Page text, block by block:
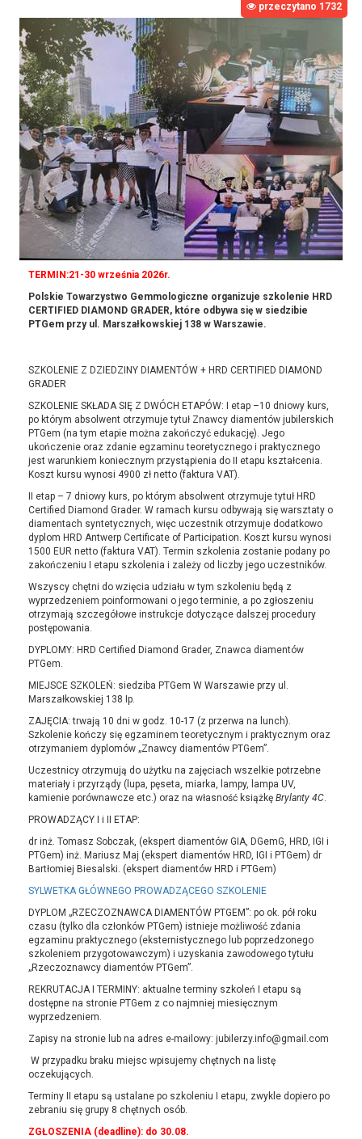
przeczytano 1732
TERMIN:21-30 września 2026r.
Polskie Towarzystwo Gemmologiczne organizuje szkolenie HRD
CERTIFIED DIAMOND GRADER, które odbywa się w siedzibie
PTGem przy ul. Marszałkowskiej 138 w Warszawie.
SZKOLENIE Z DZIEDZINY DIAMENTÓW + HRD CERTIFIED DIAMOND
GRADER
SZKOLENIE SKŁADA SIĘ Z DWÓCH ETAPÓW: I etap –10 dniowy kurs,
po którym absolwent otrzymuje tytuł Znawcy diamentów jubilerskich
PTGem (na tym etapie można zakończyć edukację). Jego
ukończenie oraz zdanie egzaminu teoretycznego i praktycznego
jest warunkiem koniecznym przystąpienia do II etapu kształcenia.
Koszt kursu wynosi 4900 zł netto (faktura VAT).
II etap – 7 dniowy kurs, po którym absolwent otrzymuje tytuł HRD
Certified Diamond Grader. W ramach kursu odbywają się warsztaty o
diamentach syntetycznych, więc uczestnik otrzymuje dodatkowo
dyplom HRD Antwerp Certificate of Participation. Koszt kursu wynosi
1500 EUR netto (faktura VAT). Termin szkolenia zostanie podany po
zakończeniu I etapu szkolenia i zależy od liczby jego uczestników.
Wszyscy chętni do wzięcia udziału w tym szkoleniu będą z
wyprzedzeniem poinformowani o jego terminie, a po zgłoszeniu
otrzymają szczegółowe instrukcje dotyczące dalszej procedury
postępowania.
DYPLOMY: HRD Certified Diamond Grader, Znawca diamentów
PTGem.
MIEJSCE SZKOLEŃ: siedziba PTGem W Warszawie przy ul.
Marszałkowskiej 138 Ip.
ZAJĘCIA: trwają 10 dni w godz. 10-17 (z przerwa na lunch).
Szkolenie kończy się egzaminem teoretycznym i praktycznym oraz
otrzymaniem dyplomów „Znawcy diamentów PTGem”.
Uczestnicy otrzymują do użytku na zajęciach wszelkie potrzebne
materiały i przyrządy (lupa, pęseta, miarka, lampy, lampa UV,
kamienie porównawcze etc.) oraz na własność książkę Brylanty 4C.
PROWADZĄCY I i II ETAP:
dr inż. Tomasz Sobczak, (ekspert diamentów GIA, DGemG, HRD, IGI i
PTGem) inż. Mariusz Maj (ekspert diamentów HRD, IGI i PTGem) dr
Bartłomiej Biesalski. (ekspert diamentów HRD i PTGem)
SYLWETKA GŁÓWNEGO PROWADZĄCEGO SZKOLENIE
DYPLOM „RZECZOZNAWCA DIAMENTÓW PTGEM”: po ok. pół roku
czasu (tylko dla członków PTGem) istnieje możliwość zdania
egzaminu praktycznego (eksternistycznego lub poprzedzonego
szkoleniem przygotowawczym) i uzyskania zawodowego tytułu
„Rzeczoznawcy diamentów PTGem”.
REKRUTACJA I TERMINY: aktualne terminy szkoleń I etapu są
dostępne na stronie PTGem z co najmniej miesięcznym
wyprzedzeniem.
Zapisy na stronie lub na adres e-mailowy: jubilerzy.info@gmail.com
W przypadku braku miejsc wpisujemy chętnych na listę
oczekujących.
Terminy II etapu są ustalane po szkoleniu I etapu, zwykle dopiero po
zebraniu się grupy 8 chętnych osób.
ZGŁOSZENIA (deadline): do 30.08.